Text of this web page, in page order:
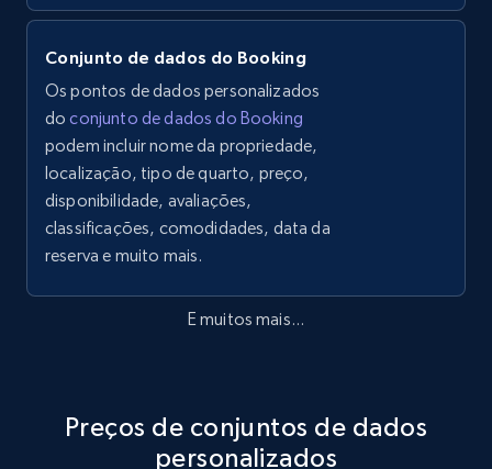
Conjunto de dados do Booking
Os pontos de dados personalizados
doconjunto de dados do Booking
podem incluir nome da propriedade,
localização, tipo de quarto, preço,
disponibilidade, avaliações,
classificações, comodidades, data da
reserva e muito mais.
E muitos mais...
Preços de conjuntos de dados
personalizados